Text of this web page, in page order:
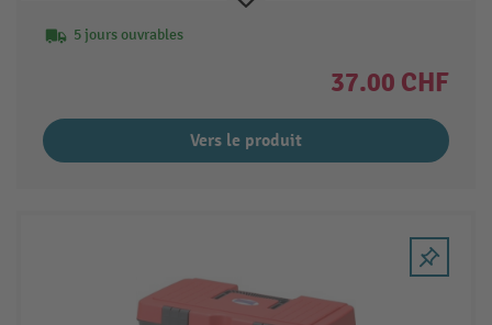
5 jours ouvrables
37.00 CHF
Vers le produit